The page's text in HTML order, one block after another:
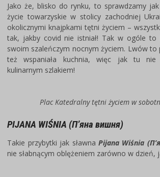
Jako że, blisko do rynku, to sprawdzamy
życie towarzyskie w stolicy zachodniej
okolicznymi knajpkami tętni życiem –
tak, jakby covid nie istniał! Tak w ogóle to
swoim szaleńczym nocnym życiem. Lwów to
też wspaniała kuchnia, więc jak tu nie
kulinarnym szlakiem!
Plac Katedralny tętni życiem w
PIJANA WIŚNIA (П’яна вишня)
Takie przybytki jak sławna Pijana Wiśnia
nie słabnącym oblężeniem zarówno w dzień,